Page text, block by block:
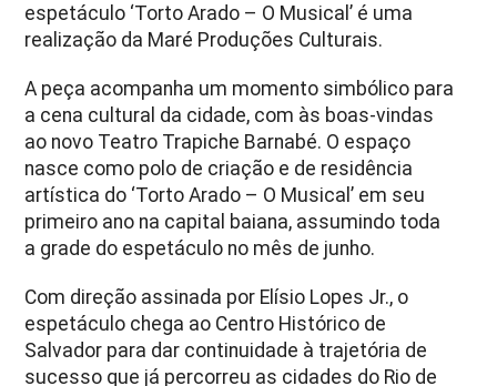
espetáculo ‘Torto Arado – O Musical’ é uma
realização da Maré Produções Culturais.
A peça acompanha um momento simbólico para
a cena cultural da cidade, com às boas-vindas
ao novo Teatro Trapiche Barnabé. O espaço
nasce como polo de criação e de residência
artística do ‘Torto Arado – O Musical’ em seu
primeiro ano na capital baiana, assumindo toda
a grade do espetáculo no mês de junho.
Com direção assinada por Elísio Lopes Jr., o
espetáculo chega ao Centro Histórico de
Salvador para dar continuidade à trajetória de
sucesso que já percorreu as cidades do Rio de